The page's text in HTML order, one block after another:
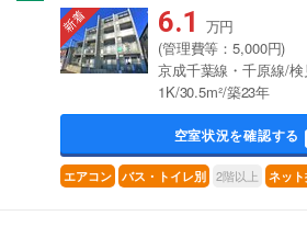
6.1 万円
(管理費等：5,000円)
京成千葉線・千原線/
1K/30.5m²/築23年
空室状況を確認する
エアコン バス・トイレ別 2階以上 ネッ